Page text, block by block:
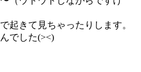
起きて見ちゃったりします。
でした(><)